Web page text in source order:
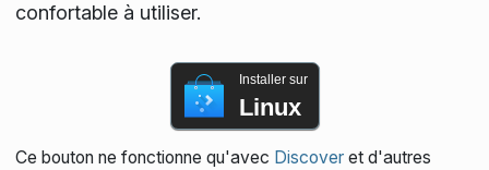
confortable à utiliser.
Installer sur
Linux
Ce bouton ne fonctionne qu'avec Discoveret d'autres